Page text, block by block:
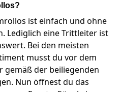
ist einfach und ohne
Lediglich eine Trittleiter ist
Bei den meisten
musst du vor dem
gemäß der beiliegenden
Nun öffnest du das